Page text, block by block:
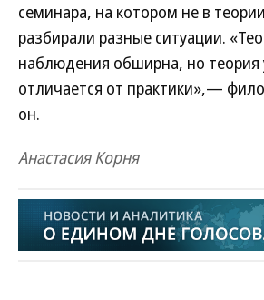
семинара, на котором не в
разбирали разные ситуации.
наблюдения обширна, но теория
отличается от практики»,—
он.
Анастасия Корня